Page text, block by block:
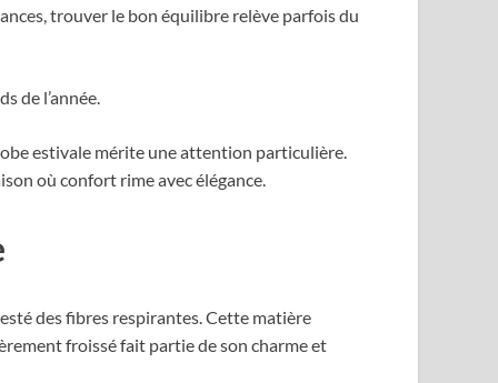
trouver le bon équilibre relève parfois du
de l’année.
estivale mérite une attention particulière.
où confort rime avec élégance.
des fibres respirantes. Cette matière
froissé fait partie de son charme et